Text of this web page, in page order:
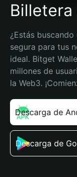
Billetera
¿Estás
segura para tus
ideal. Bitget
millones de
la Web3.
Descarga de
Descarga de